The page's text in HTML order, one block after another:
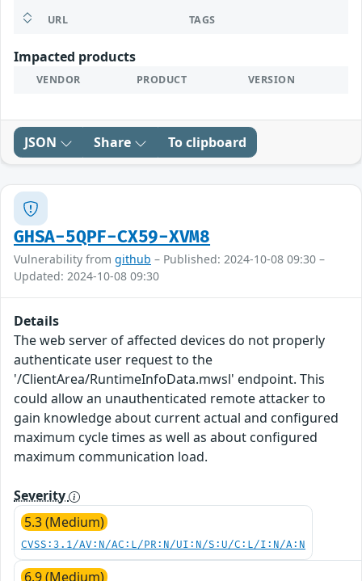
URL TAGS
Impacted products
VENDOR PRODUCT VERSION
JSON Share To clipboard
GHSA-5QPF-CX59-XVM8
Vulnerability from github – Published: 2024-10-08 09:30 –
Updated: 2024-10-08 09:30
Details
The web server of affected devices do not properly
authenticate user request to the
'/ClientArea/RuntimeInfoData.mwsl' endpoint. This
could allow an unauthenticated remote attacker to
gain knowledge about current actual and configured
maximum cycle times as well as about configured
maximum communication load.
Severity
5.3 (Medium)
CVSS:3.1/AV:N/AC:L/PR:N/UI:N/S:U/C:L/I:N/A:N
6.9 (Medium)